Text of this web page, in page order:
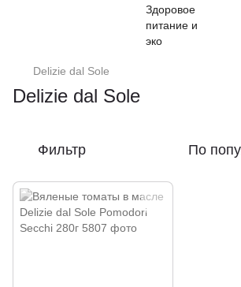
Delizie dal Sole
Delizie dal Sole
Фильтр По